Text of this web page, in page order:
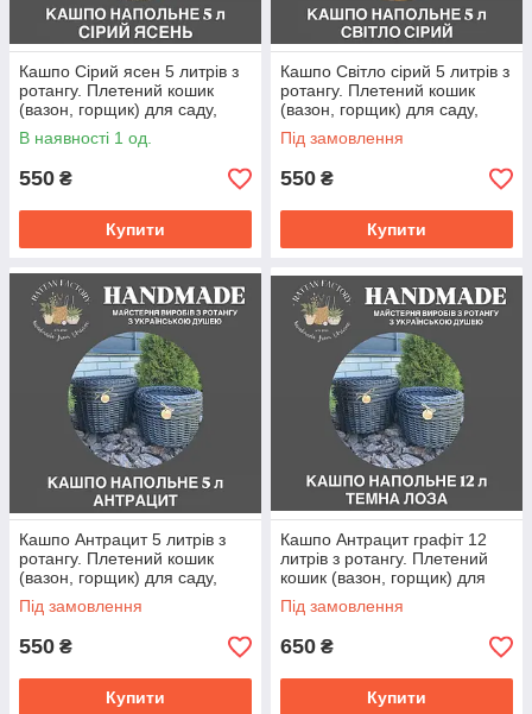
Кашпо Сірий ясен 5 литрів з
ротангу. Плетений кошик
(вазон, горщик) для саду,
квітів, декору.
В наявності 1 од.
550 ₴
Купити
Кашпо Світло сірий 5 литрів з
ротангу. Плетений кошик
(вазон, горщик) для саду,
квітів, декору.
Під замовлення
550 ₴
Купити
Кашпо Антрацит 5 литрів з
ротангу. Плетений кошик
(вазон, горщик) для саду,
квітів, декору.
Під замовлення
550 ₴
Купити
Кашпо Антрацит графіт 12
литрів з ротангу. Плетений
кошик (вазон, горщик) для
саду, квітів, декору.
Під замовлення
650 ₴
Купити